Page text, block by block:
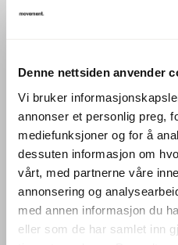
Denne nettsiden anvender
Vi bruker
annonser et personlig preg,
mediefunksjoner og for å
dessuten informasjon om
vårt, med partnerne våre
annonsering og
med annen informasjon du
eller som de har samlet inn
Produsent: Vitra
Modell: Hal table
Størrelse: 75x75cm
Høyde 72cm